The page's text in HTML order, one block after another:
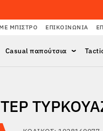
ΜΠΙΣΤΡΌ ΕΠΙΚΟΙΝΩΝΊΑ
Casual παπούτσια